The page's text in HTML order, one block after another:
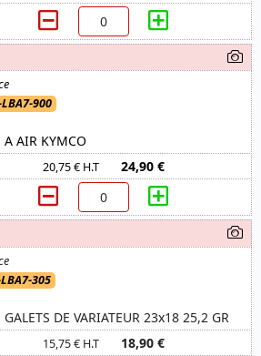
900
A AIR KYMCO
20,75 € H.T 24,90 €
305
GALETS DE VARIATEUR 23x18 25,2 GR
15,75 € H.T 18,90 €